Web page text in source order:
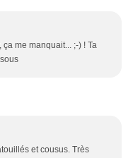
me manquait... ;-) ! Ta
et cousus. Très